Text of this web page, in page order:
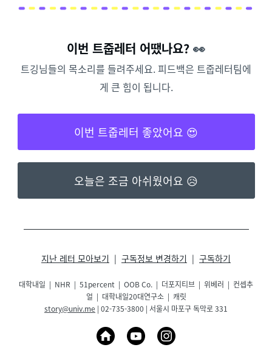
이번 트줍레터 어땠나요? 👀
트깅님들의 목소리를 들려주세요. 피드백은 트줍레터팀에
게 큰 힘이 됩니다.
이번 트줍레터 좋았어요 😍
오늘은 조금 아쉬웠어요 😥
지난 레터 모아보기 | 구독정보 변경하기 | 구독하기
대학내일 | NHR | 51percent | OOB Co. | 더포지티브 | 위베러 | 컨셉추
얼 | 대학내일20대연구소 | 캐릿
story@univ.me | 02-735-3800 | 서울시 마포구 독막로 331